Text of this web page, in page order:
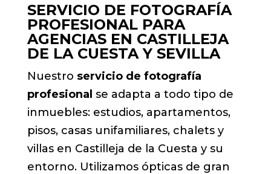
SERVICIO DE FOTOGRAFÍA
PROFESIONAL PARA
AGENCIAS EN CASTILLEJA
DE LA CUESTA Y SEVILLA
Nuestro servicio de fotografía
profesional se adapta a todo tipo de
inmuebles: estudios, apartamentos,
pisos, casas unifamiliares, chalets y
villas en Castilleja de la Cuesta y su
entorno. Utilizamos ópticas de gran